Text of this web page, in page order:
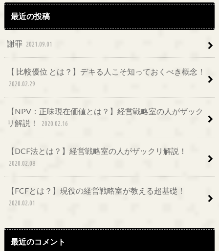
最近の投稿
謝罪 2021.09.01
【 比較優位 とは？】デキる人こそ知っておくべき概念！
2020.02.29
【NPV：正味現在価値とは？】経営戦略室の人がザック
リ解説！
2020.02.16
【DCF法とは？】経営戦略室の人がザックリ解説！
2020.02.08
【FCFとは？】現役の経営戦略室が教える超基礎！
2020.02.01
最近のコメント